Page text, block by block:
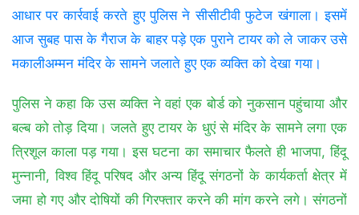
आधार पर कार्रवाई करते हुए पुलिस ने सीसीटीवी फुटेज खंगाला। इसमें
आज सुबह पास के गैराज के बाहर पड़े एक पुराने टायर को ले जाकर उसे
मकालीअम्मन मंदिर के सामने जलाते हुए एक व्यक्ति को देखा गया।
पुलिस ने कहा कि उस व्यक्ति ने वहां एक बोर्ड को नुकसान पहुंचाया और
बल्ब को तोड़ दिया। जलते हुए टायर के धुएं से मंदिर के सामने लगा एक
त्रिशूल काला पड़ गया। इस घटना का समाचार फैलते ही भाजपा, हिंदू
मुन्नानी, विश्व हिंदू परिषद और अन्य हिंदू संगठनों के कार्यकर्ता क्षेत्र में
जमा हो गए और दोषियों की गिरफ्तार करने की मांग करने लगे। संगठनों